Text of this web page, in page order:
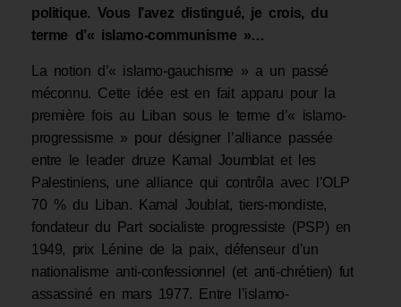
politique. Vous l’avez distingué, je crois, du
terme d’« islamo-communisme »…
La notion d’« islamo-gauchisme » a un passé
méconnu. Cette idée est en fait apparu pour la
première fois au Liban sous le terme d’« islamo-
progressisme » pour désigner l’alliance passée
entre le leader druze Kamal Joumblat et les
Palestiniens, une alliance qui contrôla avec l’OLP
70 % du Liban. Kamal Joublat, tiers-mondiste,
fondateur du Part socialiste progressiste (PSP) en
1949, prix Lénine de la paix, défenseur d’un
nationalisme anti-confessionnel (et anti-chrétien) fut
assassiné en mars 1977. Entre l’islamo-